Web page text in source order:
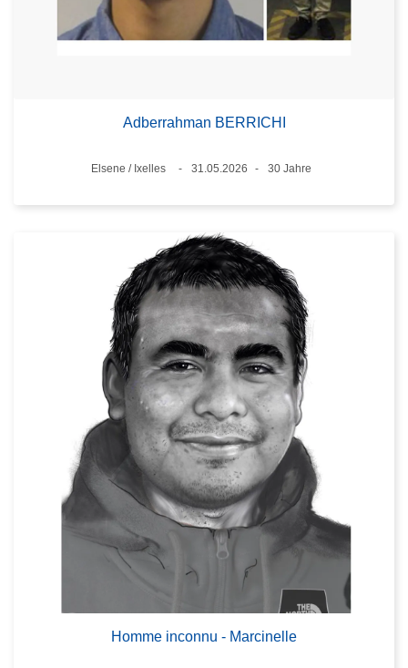
Adberrahman BERRICHI
Standort
Elsene / Ixelles
31.05.2026
30 Jahre
Homme inconnu - Marcinelle